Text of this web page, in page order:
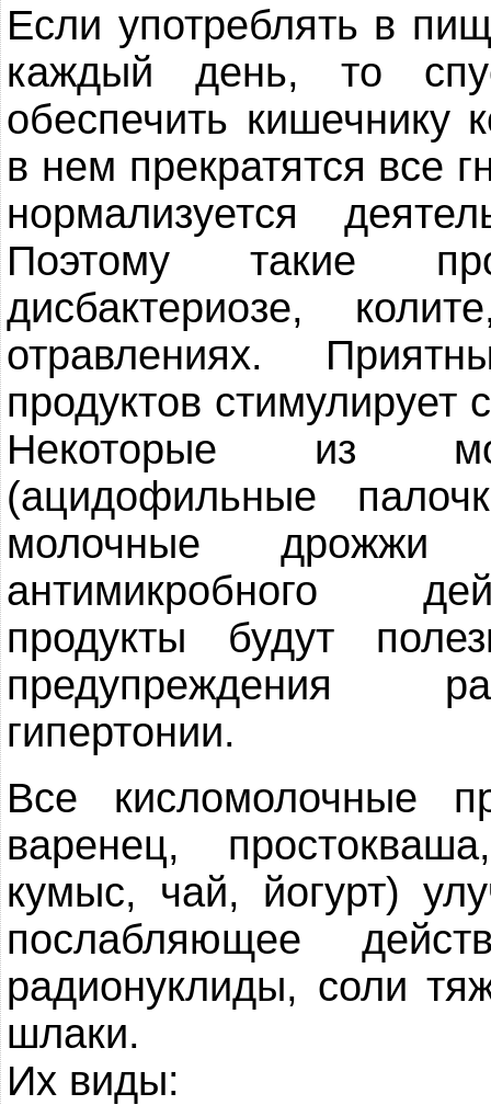
Если употреблять в
каждый день, то
обеспечить кишечнику
в нем прекратятся все
нормализуется
Поэтому такие
дисбактериозе,
отравлениях.
продуктов стимулирует
Некоторые из
(ацидофильные
молочные дрожжи
антимикробного
продукты будут
предупреждения
гипертонии.
Все кисломолочные
варенец,
кумыс, чай, йогурт)
послабляющее
радионуклиды, соли
шлаки.
Их виды: